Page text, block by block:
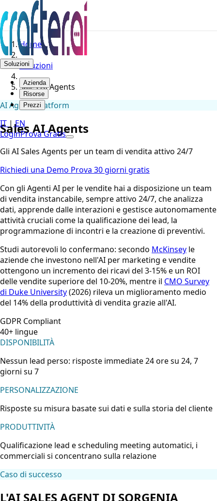
Soluzioni
Azienda
Risorse
Prezzi
IT | EN
LoginProva Gratis
Home
Soluzioni
Sales AI Agents
AI Agents Platform
Sales AI Agents
Gli AI Sales Agents per un team di vendita attivo 24/7
Richiedi una Demo Prova 30 giorni gratis
Con gli Agenti AI per le vendite hai a disposizione un team
di vendita instancabile, sempre attivo 24/7, che analizza
dati, apprende dalle interazioni e gestisce autonomamente
attività cruciali come la qualificazione dei lead, la
programmazione di incontri e la creazione di preventivi.
Studi autorevoli lo confermano: secondo McKinsey le
aziende che investono nell'AI per marketing e vendite
ottengono un incremento dei ricavi del 3-15% e un ROI
delle vendite superiore del 10-20%, mentre il CMO Survey
di Duke University(2026) rileva un miglioramento medio
del 14% della produttività di vendita grazie all'AI.
GDPR Compliant
40+ lingue
DISPONIBILITÀ
Nessun lead perso: risposte immediate 24 ore su 24, 7
giorni su 7
PERSONALIZZAZIONE
Risposte su misura basate sui dati e sulla storia del cliente
PRODUTTIVITÀ
Qualificazione lead e scheduling meeting automatici, i
commerciali si concentrano sulla relazione
Caso di successo
L'AI SALES AGENT DI SORGENIA